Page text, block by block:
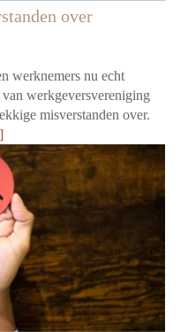
over
werknemers nu echt
werkgeversvereniging
misverstanden over.